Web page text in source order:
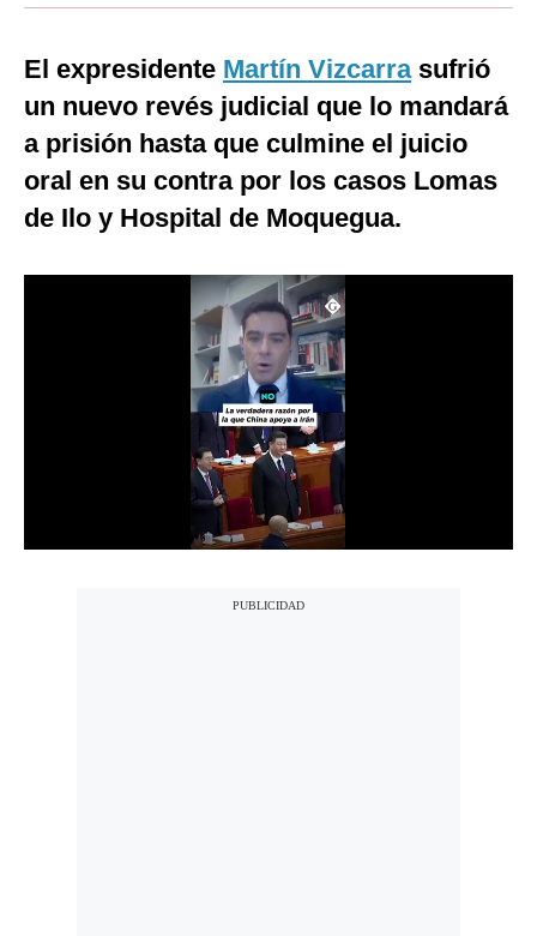
México
Internacional
Tecnología
El expresidente Martín Vizcarrasufrió
un nuevo revés judicial que lo mandará
a prisión hasta que culmine el juicio
oral en su contra por los casos Lomas
de Ilo y Hospital de Moquegua.